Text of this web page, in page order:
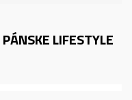
PÁNSKE LIFESTYLE